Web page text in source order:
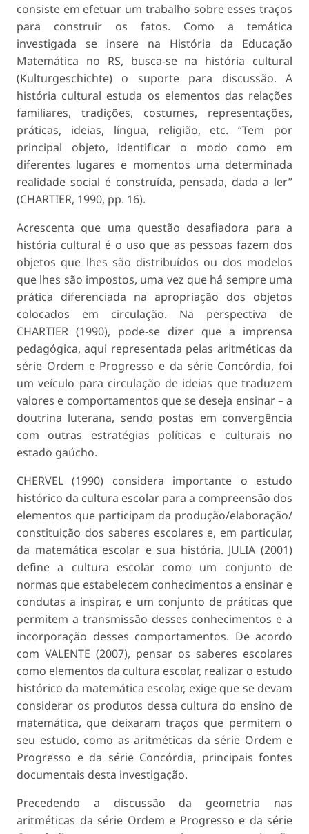
consiste em efetuar um trabalho sobre esses traços
para construir os fatos. Como a temática
investigada se insere na História da Educação
Matemática no RS, busca-se na história cultural
(Kulturgeschichte) o suporte para discussão. A
história cultural estuda os elementos das relações
familiares, tradições, costumes, representações,
práticas, ideias, língua, religião, etc. “Tem por
principal objeto, identificar o modo como em
diferentes lugares e momentos uma determinada
realidade social é construída, pensada, dada a ler”
(CHARTIER, 1990, pp. 16).
Acrescenta que uma questão desafiadora para a
história cultural é o uso que as pessoas fazem dos
objetos que lhes são distribuídos ou dos modelos
que lhes são impostos, uma vez que há sempre uma
prática diferenciada na apropriação dos objetos
colocados em circulação. Na perspectiva de
CHARTIER (1990), pode-se dizer que a imprensa
pedagógica, aqui representada pelas aritméticas da
série Ordem e Progresso e da série Concórdia, foi
um veículo para circulação de ideias que traduzem
valores e comportamentos que se deseja ensinar – a
doutrina luterana, sendo postas em convergência
com outras estratégias políticas e culturais no
estado gaúcho.
CHERVEL (1990) considera importante o estudo
histórico da cultura escolar para a compreensão dos
elementos que participam da produção/elaboração/
constituição dos saberes escolares e, em particular,
da matemática escolar e sua história. JULIA (2001)
define a cultura escolar como um conjunto de
normas que estabelecem conhecimentos a ensinar e
condutas a inspirar, e um conjunto de práticas que
permitem a transmissão desses conhecimentos e a
incorporação desses comportamentos. De acordo
com VALENTE (2007), pensar os saberes escolares
como elementos da cultura escolar, realizar o estudo
histórico da matemática escolar, exige que se devam
considerar os produtos dessa cultura do ensino de
matemática, que deixaram traços que permitem o
seu estudo, como as aritméticas da série Ordem e
Progresso e da série Concórdia, principais fontes
documentais desta investigação.
Precedendo a discussão da geometria nas
aritméticas da série Ordem e Progresso e da série